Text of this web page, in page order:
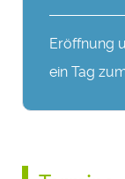
Eröffnung
ein Tag